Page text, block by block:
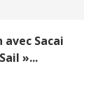
Sacai
»...